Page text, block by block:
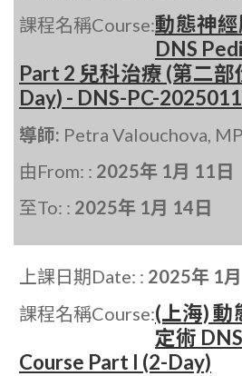
課程名稱Course:動態神
DNS
Part 2 兒科治療 (第二部
Day) - DNS-PC-
導師: Petra Valouchova,
由From: : 2025年 1月 11日
至To: : 2025年 1月 14日
上課日期Date: : 2025年 1
課程名稱Course:(上海)
定術
Course Part I (2-Day)